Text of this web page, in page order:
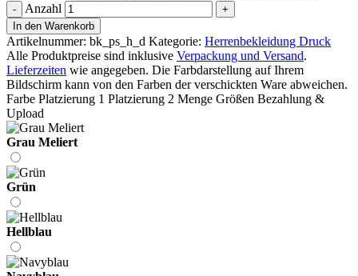
Anzahl
In den Warenkorb
Artikelnummer: bk_ps_h_d Kategorie: Herrenbekleidung Druck
Alle Produktpreise sind inklusive Verpackung und Versand.
Lieferzeiten wie angegeben. Die Farbdarstellung auf Ihrem
Bildschirm kann von den Farben der verschickten Ware abweichen.
Farbe Platzierung 1 Platzierung 2 Menge Größen Bezahlung &
Upload
Grau Meliert
Grün
Hellblau